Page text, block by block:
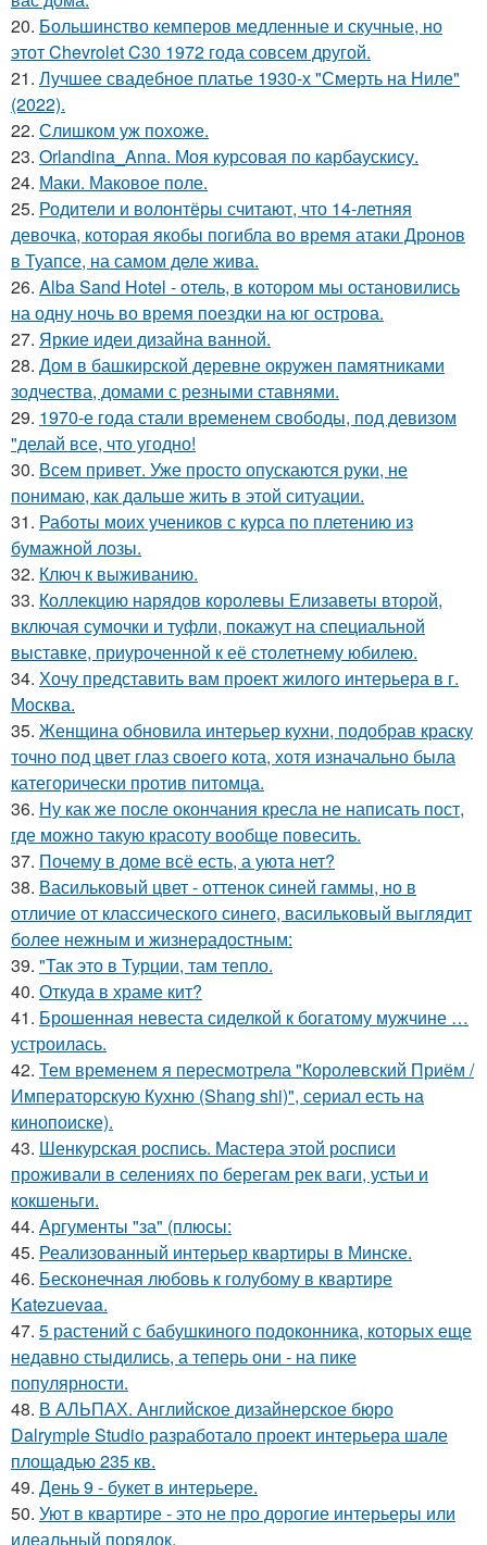
20. Большинство кемперов медленные и скучные, но
этот Chevrolet C30 1972 года совсем другой.
21. Лучшее свадебное платье 1930-х "Смерть на Ниле"
(2022).
22. Слишком уж похоже.
23. Orlandina_Anna. Моя курсовая по карбаускису.
24. Маки. Маковое поле.
25. Родители и волонтёры считают, что 14-летняя
девочка, которая якобы погибла во время атаки Дронов
в Туапсе, на самом деле жива.
26. Alba Sand Hotel - отель, в котором мы остановились
на одну ночь во время поездки на юг острова.
27. Яркие идеи дизайна ванной.
28. Дом в башкирской деревне окружен памятниками
зодчества, домами с резными ставнями.
29. 1970-е года стали временем свободы, под девизом
"делай все, что угодно!
30. Всем привет. Уже просто опускаются руки, не
понимаю, как дальше жить в этой ситуации.
31. Работы моих учеников с курса по плетению из
бумажной лозы.
32. Ключ к выживанию.
33. Коллекцию нарядов королевы Елизаветы второй,
включая сумочки и туфли, покажут на специальной
выставке, приуроченной к её столетнему юбилею.
34. Хочу представить вам проект жилого интерьера в г.
Москва.
35. Женщина обновила интерьер кухни, подобрав краску
точно под цвет глаз своего кота, хотя изначально была
категорически против питомца.
36. Ну как же после окончания кресла не написать пост,
где можно такую красоту вообще повесить.
37. Почему в доме всё есть, а уюта нет?
38. Васильковый цвет - оттенок синей гаммы, но в
отличие от классического синего, васильковый выглядит
более нежным и жизнерадостным:
39. "Так это в Турции, там тепло.
40. Откуда в храме кит?
41. Брошенная невеста сиделкой к богатому мужчине …
устроилась.
42. Тем временем я пересмотрела "Королевский Приём /
Императорскую Кухню (Shang shi)", сериал есть на
кинопоиске).
43. Шенкурская роспись. Мастера этой росписи
проживали в селениях по берегам рек ваги, устьи и
кокшеньги.
44. Аргументы "за" (плюсы:
45. Реализованный интерьер квартиры в Минске.
46. Бесконечная любовь к голубому в квартире
Katezuevaa.
47. 5 растений с бабушкиного подоконника, которых еще
недавно стыдились, а теперь они - на пике
популярности.
48. В АЛЬПАХ. Английское дизайнерское бюро
Dalrymple Studio разработало проект интерьера шале
площадью 235 кв.
49. День 9 - букет в интерьере.
50. Уют в квартире - это не про дорогие интерьеры или
идеальный порядок.